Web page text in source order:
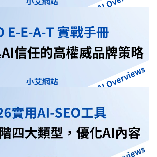
銷：建立知識庫架構，網站權
字佈局：3步驟累積品牌信任，